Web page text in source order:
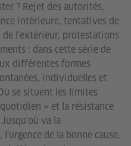
? Rejet des autorités,
intérieure, tentatives de
l'extérieur, protestations
: dans cette série de
différentes formes
individuelles et
se situent les limites
» et la résistance
va la
de la bonne cause,